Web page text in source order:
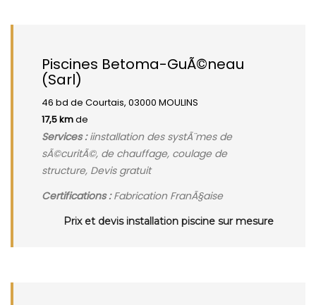
Piscines Betoma-GuÃ©neau
(Sarl)
46 bd de Courtais, 03000 MOULINS
17,5 kmde
Services :iinstallation des systÃ¨mes de
sÃ©curitÃ©, de chauffage, coulage de
structure, Devis gratuit
Certifications :Fabrication FranÃ§aise
Prix et devis installation piscine sur mesure